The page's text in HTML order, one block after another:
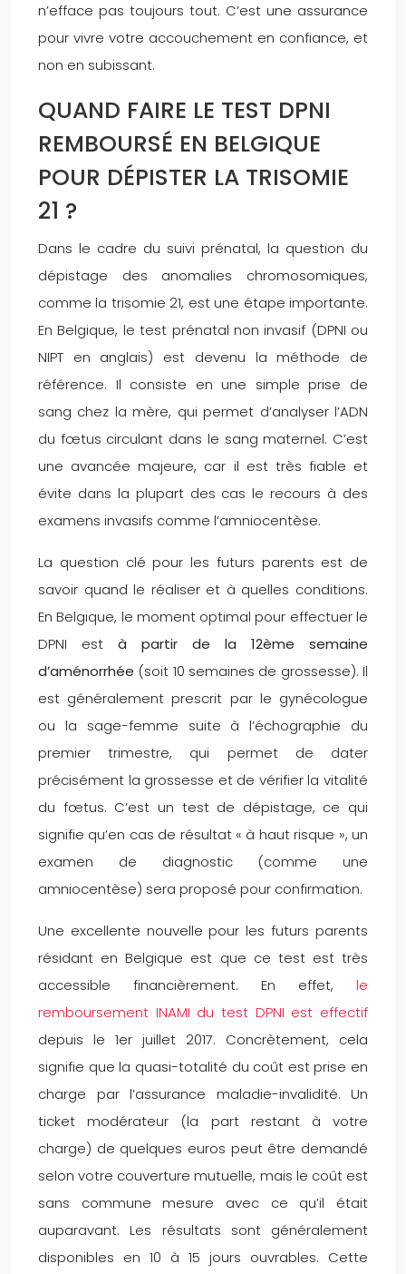
n’efface pas toujours tout. C’est une assurance
pour vivre votre accouchement en confiance, et
non en subissant.
QUAND FAIRE LE TEST DPNI
REMBOURSÉ EN BELGIQUE
POUR DÉPISTER LA TRISOMIE
21 ?
Dans le cadre du suivi prénatal, la question du
dépistage des anomalies chromosomiques,
comme la trisomie 21, est une étape importante.
En Belgique, le test prénatal non invasif (DPNI ou
NIPT en anglais) est devenu la méthode de
référence. Il consiste en une simple prise de
sang chez la mère, qui permet d’analyser l’ADN
du fœtus circulant dans le sang maternel. C’est
une avancée majeure, car il est très fiable et
évite dans la plupart des cas le recours à des
examens invasifs comme l’amniocentèse.
La question clé pour les futurs parents est de
savoir quand le réaliser et à quelles conditions.
En Belgique, le moment optimal pour effectuer le
DPNI est à partir de la 12ème semaine
d’aménorrhée (soit 10 semaines de grossesse). Il
est généralement prescrit par le gynécologue
ou la sage-femme suite à l’échographie du
premier trimestre, qui permet de dater
précisément la grossesse et de vérifier la vitalité
du fœtus. C’est un test de dépistage, ce qui
signifie qu’en cas de résultat « à haut risque », un
examen de diagnostic (comme une
amniocentèse) sera proposé pour confirmation.
Une excellente nouvelle pour les futurs parents
résidant en Belgique est que ce test est très
accessible financièrement. En effet, le
remboursement INAMI du test DPNI est effectif
depuis le 1er juillet 2017. Concrètement, cela
signifie que la quasi-totalité du coût est prise en
charge par l’assurance maladie-invalidité. Un
ticket modérateur (la part restant à votre
charge) de quelques euros peut être demandé
selon votre couverture mutuelle, mais le coût est
sans commune mesure avec ce qu’il était
auparavant. Les résultats sont généralement
disponibles en 10 à 15 jours ouvrables. Cette